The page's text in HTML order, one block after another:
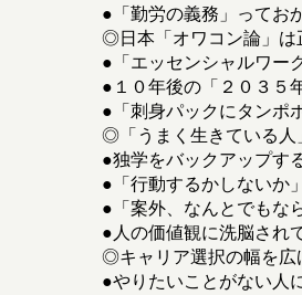
●「勤労の義務」ってお
◎日本「オワコン論」は
●「エッセンシャルワー
●１０年後の「２０３５
●「刺身パックにタンポ
◎「うまく生きている人
●独学をバックアップ
●「行動するかしない
●「案外、なんとでも
●人の価値観に洗脳さ
◎キャリア選択の幅を広
●やりたいことがない人